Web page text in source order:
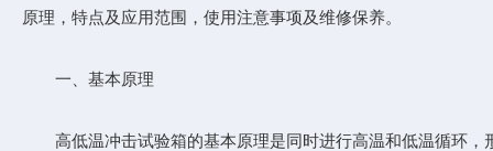
原理，特点及应用范围，使用注意事项及维修保养。
一、基本原理
高低温冲击试验箱的基本原理是同时进行高温和低温循环，